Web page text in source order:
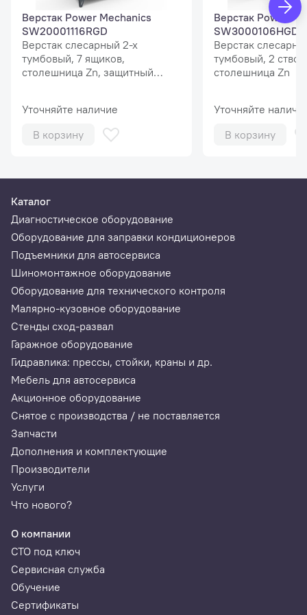
Модель: ST4
Производитель: System4you
Верстак Power Mechanics
SW20001116RGD
Верстак слесарный 2-х
тумбовый, 7 ящиков,
столешница Zn, защитный
Уточняйте наличие
В корзину
Верстак Power
SW3000106HGD
Верстак
тумбовый, 2
столешница Zn
Уточняйте
В корзину
Каталог
Диагностическое оборудование
Оборудование для заправки кондиционеров
Подъемники для автосервиса
Шиномонтажное оборудование
Оборудование для технического контроля
Малярно-кузовное оборудование
Стенды сход-развал
Гаражное оборудование
Гидравлика: прессы, стойки, краны и др.
Мебель для автосервиса
Акционное оборудование
Снятое с производства / не поставляется
Запчасти
Дополнения и комплектующие
Производители
Услуги
Что нового?
О компании
СТО под ключ
Сервисная служба
Обучение
Сертификаты